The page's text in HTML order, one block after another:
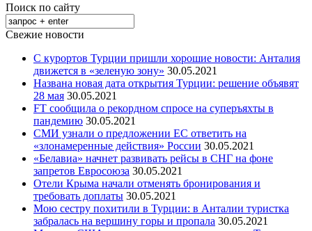
Поиск по сайту
Свежие новости
С курортов Турции пришли хорошие новости: Анталия
движется в «зеленую зону» 30.05.2021
Названа новая дата открытия Турции: решение объявят
28 мая 30.05.2021
FT сообщила о рекордном спросе на суперъяхты в
пандемию 30.05.2021
СМИ узнали о предложении ЕС ответить на
«злонамеренные действия» России 30.05.2021
«Белавиа» начнет развивать рейсы в СНГ на фоне
запретов Евросоюза 30.05.2021
Отели Крыма начали отменять бронирования и
требовать доплаты 30.05.2021
Мою сестру похитили в Турции: в Анталии туристка
забралась на вершину горы и пропала 30.05.2021